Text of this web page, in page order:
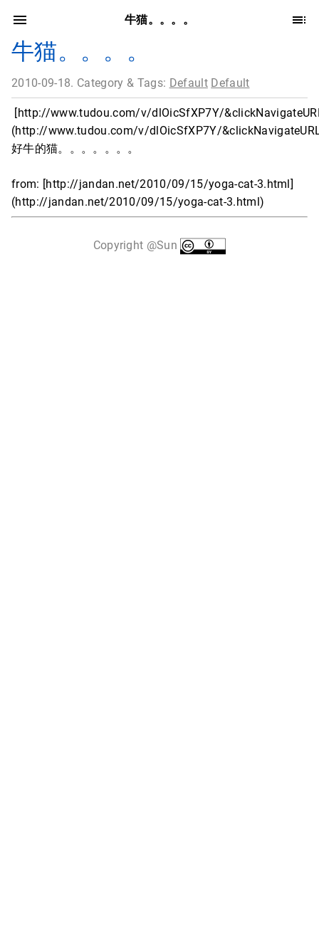
牛猫。。。。
牛猫。。。。
2010-09-18. Category & Tags: Default Default
[http://www.tudou.com/v/dlOicSfXP7Y/
(http://www.tudou.com/v/dlOicSfXP7Y/
好牛的猫。。。。。。。
from: [http://jandan.net/2010/09/15/yoga-cat-3.html]
(http://jandan.net/2010/09/15/yoga-cat-3.html)
Copyright @Sun